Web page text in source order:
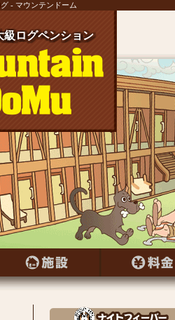
- マウンテンドーム
級ログペンション
級ログペンション
級ログペンション
級ログペンション
級ログペンション
級ログペンション
級ログペンション
級ログペンション
級ログペンション
級ログペンション
級ログペンション
級ログペンション
級ログペンション
級ログペンション
級ログペンション
級ログペンション
級ログペンション
級ログペンション
級ログペンション
級ログペンション
級ログペンション
級ログペンション
級ログペンション
級ログペンション
級ログペンション